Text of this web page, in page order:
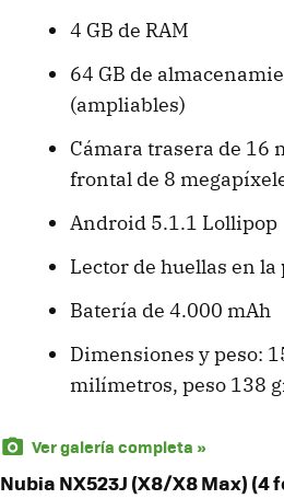
4 GB de RAM
64 GB de
(ampliables)
Cámara trasera de 16
frontal de 8
Android 5.1.1 Lollipop
Lector de huellas en
Batería de 4.000 mAh
Dimensiones y peso:
milímetros, peso 138
Ver galería completa »
Nubia NX523J (X8/X8 Max) (4